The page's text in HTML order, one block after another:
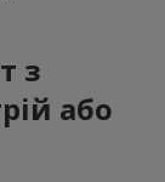
з
або